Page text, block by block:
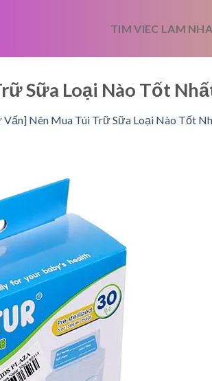
TIM VIEC LAM
Sữa Loại Nào Tốt
Nên Mua Túi Trữ Sữa Loại Nào Tốt